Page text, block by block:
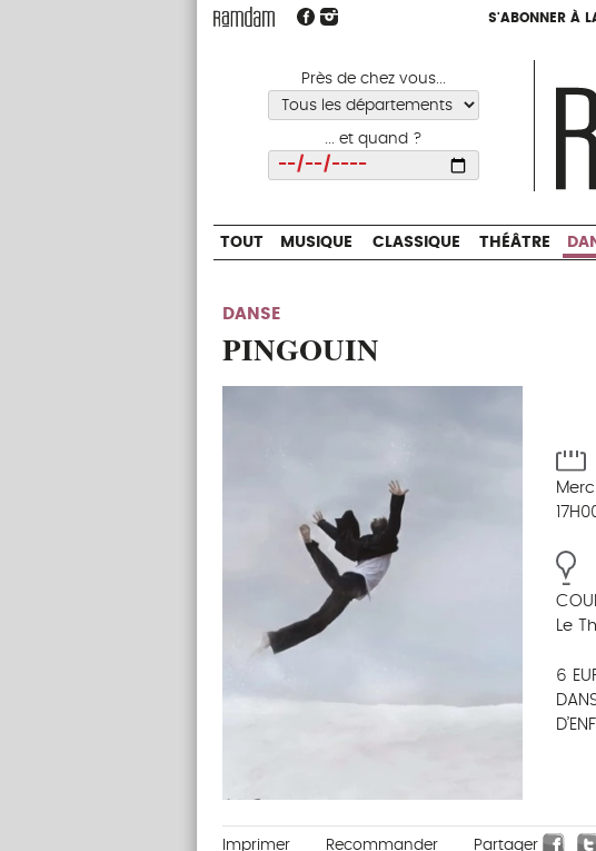
S'ABONNER À
Près de chez vous...
... et quand ?
S'ABONNER À
TOUT MUSIQUE CLASSIQUE THÉÂTRE
DANSE
PINGOUIN
Le
6
Imprimer Recommander Partager